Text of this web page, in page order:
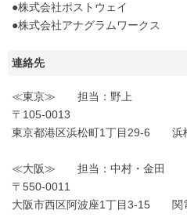
●株式会社ポストウェイ
●株式会社アナグラムワークス
連絡先
≪東京≫ 担当：野上
〒105-0013
東京都港区浜松町1丁目29-6 浜
≪大阪≫ 担当：中村・金田
〒550-0011
大阪市西区阿波座1丁目3-15 関